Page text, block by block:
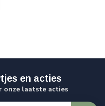
en acties
onze laatste acties